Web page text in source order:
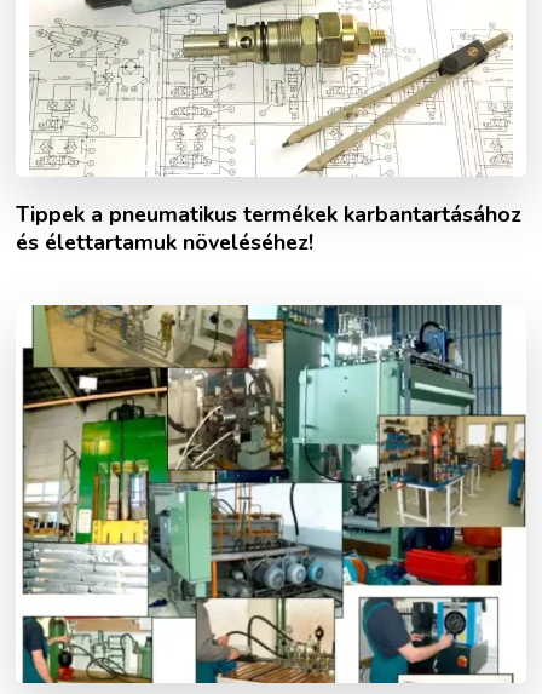
Tippek a pneumatikus termékek karbantartásához
és élettartamuk növeléséhez!